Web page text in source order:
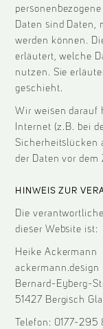
Daten sind Daten,
werden können.
erläutert, welche
nutzen. Sie
geschieht.
Wir weisen darauf
Internet (z.B. bei
Sicherheitslücken
der Daten vor
HINWEIS ZUR
Die
dieser Website ist:
Heike Ackermann
ackermann.design
Bernard-Eyberg-
51427 Bergisch
Telefon: 0177-